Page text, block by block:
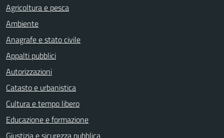
Agricoltura e pesca
Ambiente
Anagrafe e stato civile
Appalti pubblici
Autorizzazioni
Catasto e urbanistica
Cultura e tempo libero
Educazione e formazione